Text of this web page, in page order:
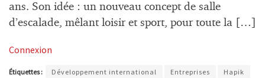
ans. Son idée : un nouveau concept de salle
d’escalade, mêlant loisir et sport, pour toute la […]
Connexion
Étiquettes : Développement international Entreprises
Hapik